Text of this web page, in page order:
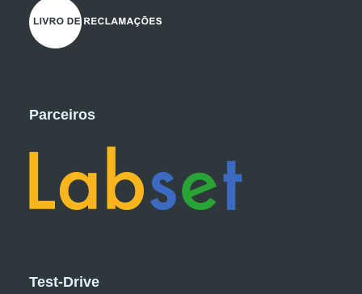
Parceiros
Test-Drive